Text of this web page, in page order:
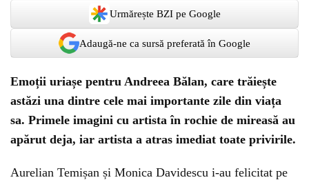
Urmărește BZI pe Google
Adaugă-ne ca sursă preferată în Google
Emoții uriașe pentru Andreea Bălan, care trăiește
astăzi una dintre cele mai importante zile din viața
sa. Primele imagini cu artista în rochie de mireasă au
apărut deja, iar artista a atras imediat toate privirile.
Aurelian Temișan și Monica Davidescu i-au felicitat pe